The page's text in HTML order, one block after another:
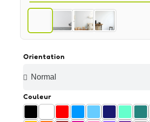
Orientation
Couleur